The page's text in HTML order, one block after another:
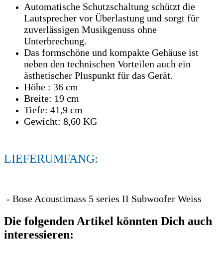
Automatische Schutzschaltung schützt die
Lautsprecher vor Überlastung und sorgt für
zuverlässigen Musikgenuss ohne
Unterbrechung.
Das formschöne und kompakte Gehäuse ist
neben den technischen Vorteilen auch ein
ästhetischer Pluspunkt für das Gerät.
Höhe : 36 cm
Breite: 19 cm
Tiefe: 41,9 cm
Gewicht: 8,60 KG
LIEFERUMFANG:
- Bose Acoustimass 5 series II Subwoofer Weiss
Die folgenden Artikel könnten Dich auch
interessieren: